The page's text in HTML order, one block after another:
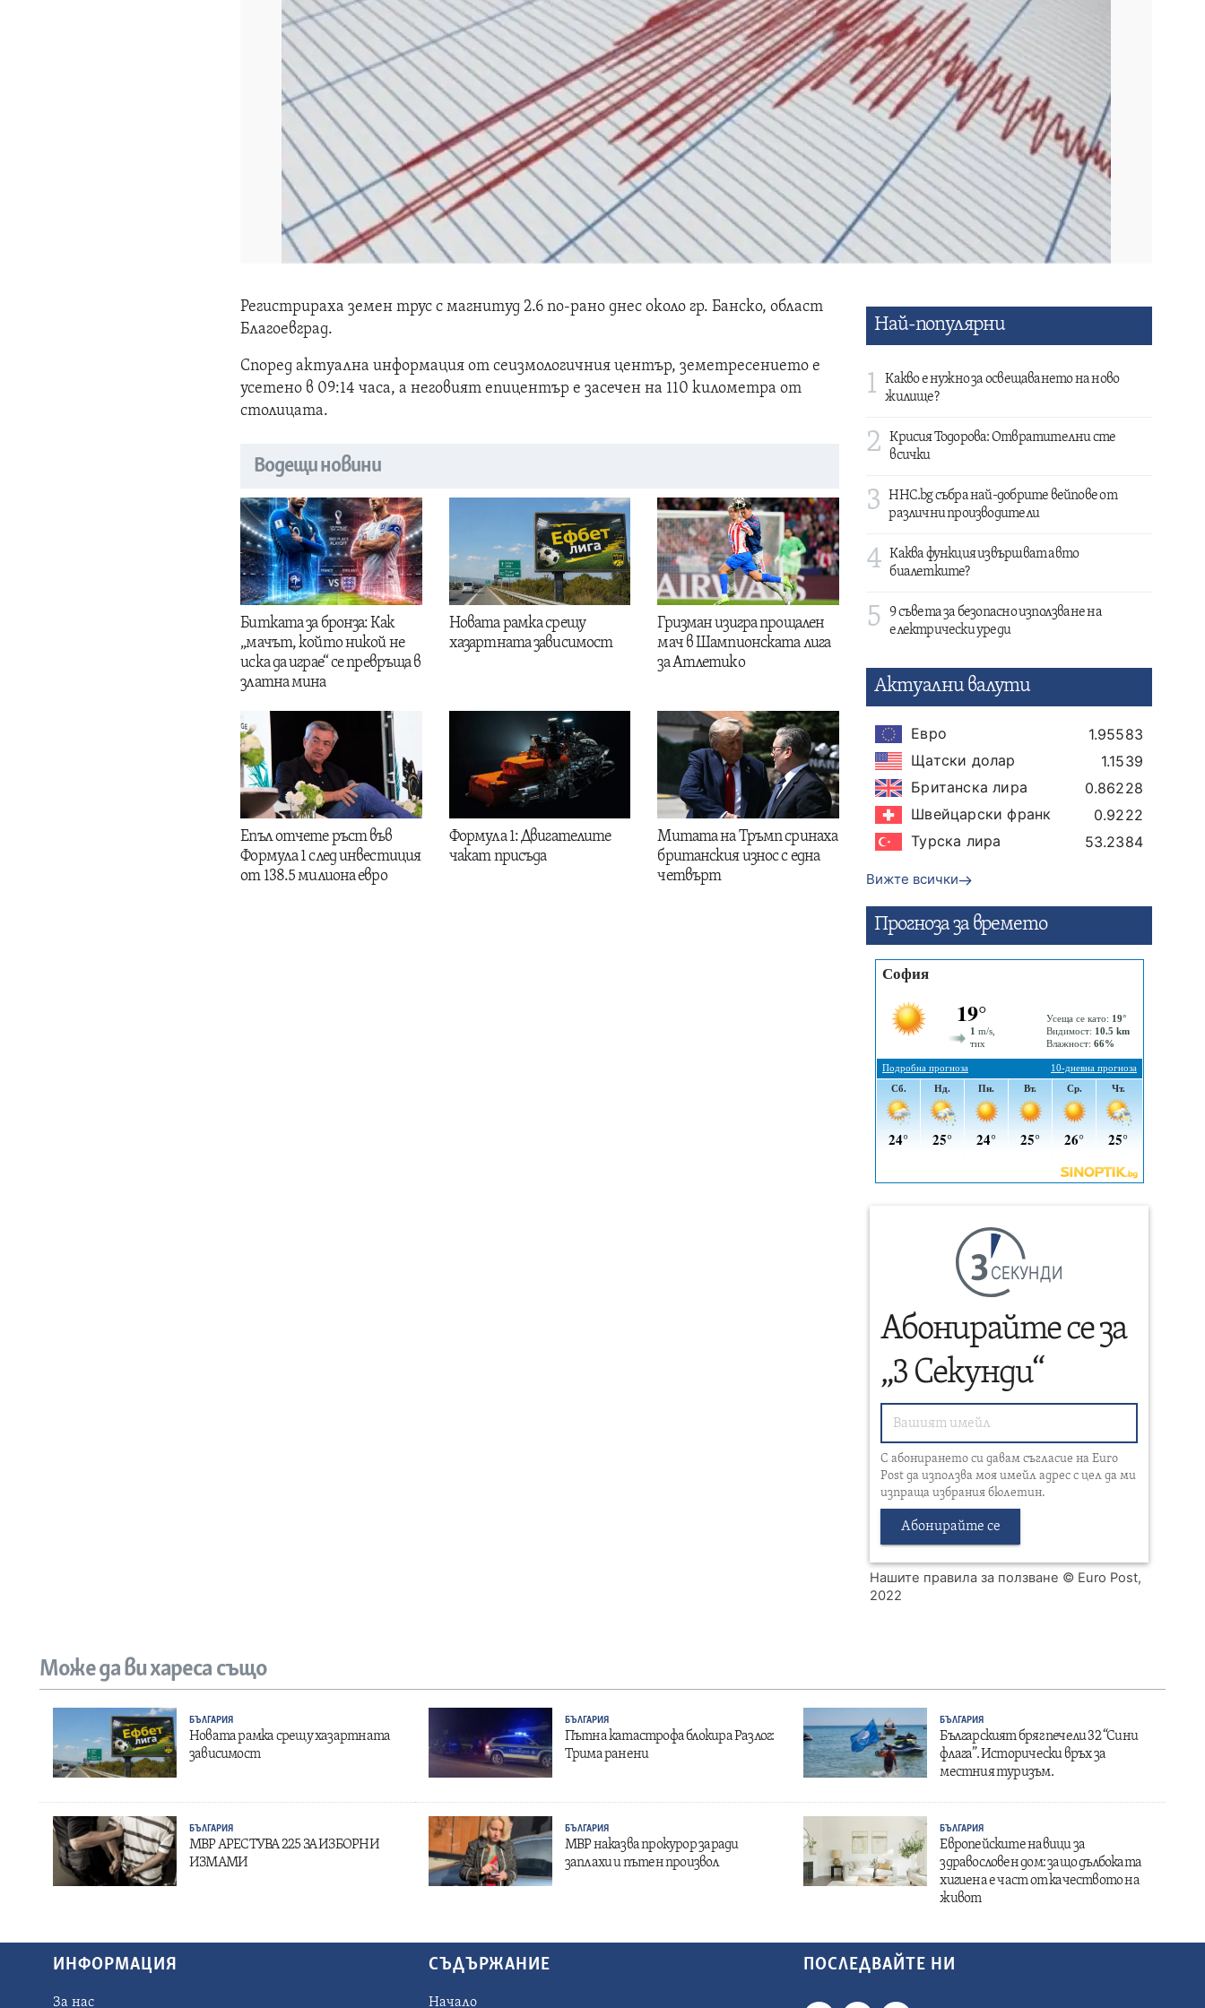
Регистрираха земен трус с магнитуд 2.6 по-рано днес около гр. Банско, област
Благоевград.
Според актуална информация от сеизмологичния център, земетресението е
усетено в 09:14 часа, а неговият епицентър е засечен на 110 километра от
столицата.
Водещи новини
Битката за бронза: Как
„мачът, който никой не
иска да играе“ се превръща в
златна мина
Новата рамка срещу
хазартната зависимост
Гризман изигра прощален
мач в Шампионската лига
за Атлетико
Епъл отчете ръст във
Формула 1 след инвестиция
от 138.5 милиона евро
Формула 1: Двигателите
чакат присъда
Митата на Тръмп сринаха
британския износ с една
четвърт
Най-популярни
1
Какво е нужно за освещаването на ново
жилище?
2
Крисия Тодорова: Отвратителни сте
всички
3
HHC.bg събра най-добрите вейпове от
различни производители
4 Каква функция извършват авто
биалетките?
5
9 съвета за безопасно използване на
електрически уреди
Актуални валути
Евро
1.95583
Щатски долар
1.1539
Британска лира
0.86228
Швейцарски франк
0.9222
Турска лира
53.2384
Вижте всички
Прогнозa за времето
СЕКУНДИ
Абонирайте се за
„3 Секунди“
С абонирането си давам съгласие на Euro
Post да използва моя имейл адрес с цел да ми
изпраща избрания бюлетин.
Абонирайте се
Нашите правила за ползване © Euro Post,
2022
Може да ви хареса също
БЪЛГАРИЯ
Новата рамка срещу хазартната
зависимост
БЪЛГАРИЯ
Пътна катастрофа блокира Разлог:
Трима ранени
БЪЛГАРИЯ
Българският бряг печели 32 “Сини
флага”. Исторически връх за
местния туризъм.
БЪЛГАРИЯ
МВР АРЕСТУВА 225 ЗА ИЗБОРНИ
ИЗМАМИ
БЪЛГАРИЯ
МВР наказва прокурор заради
заплахи и пътен произвол
БЪЛГАРИЯ
Европейските навици за
здравословен дом: защо дълбоката
хигиена е част от качеството на
живот
ИНФОРМАЦИЯ
За нас
СЪДЪРЖАНИЕ
Начало
ПОСЛЕДВАЙТЕ НИ